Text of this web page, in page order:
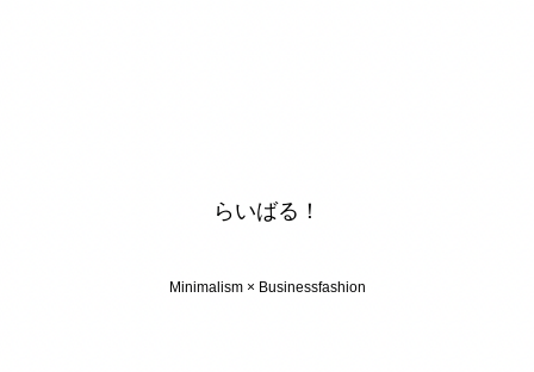
らいばる！
Minimalism × Businessfashion